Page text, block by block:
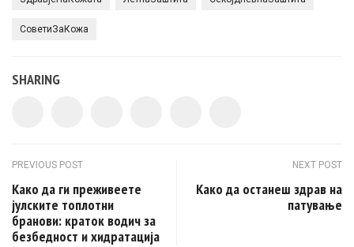
СоветиЗаКожа
SHARING
Post navigation
PREVIOUS POST
Како да ги преживеете
јулските топлотни
бранови: краток водич за
безбедност и хидратација
NEXT POST
Како да останеш здрав на
патување